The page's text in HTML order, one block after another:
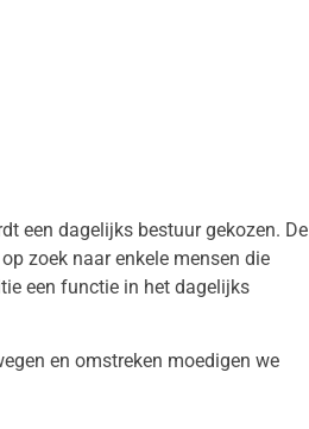
een dagelijks bestuur gekozen. De
op zoek naar enkele mensen die
een functie in het dagelijks
en omstreken moedigen we